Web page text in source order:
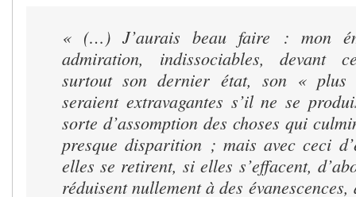
« (…) J’aurais beau faire : mon
admiration, indissociables, devant
surtout son dernier état, son «
seraient extravagantes s’il ne se
sorte d’assomption des choses qui
presque disparition ; mais avec ceci
elles se retirent, si elles s’effacent,
réduisent nullement à des